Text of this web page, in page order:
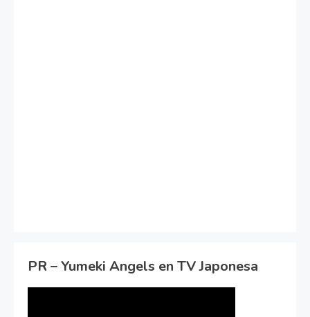
PR – Yumeki Angels en TV Japonesa